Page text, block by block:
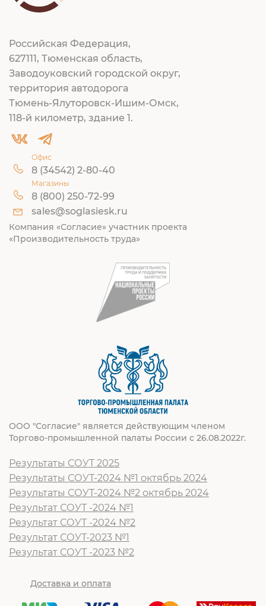
Российская Федерация,
627111, Тюменская область,
Заводоуковский городской округ,
территория автодорога
Тюмень-Ялуторовск-Ишим-Омск,
118-й километр, здание 1.
Офис
8 (34542) 2-80-40
Магазины
8 (800) 250-72-99
sales@soglasiesk.ru
Компания «Согласие» участник проекта
«Производительность труда»
ООО "Согласие" является действующим членом
Торгово-промышленной палаты России с 26.08.2022г.
Результаты СОУТ 2025
Результаты СОУТ-2024 №1 октябрь 2024
Результаты СОУТ-2024 №2 октябрь 2024
Результат СОУТ -2024 №1
Результат СОУТ -2024 №2
Результат СОУТ-2023 №1
Результат СОУТ -2023 №2
Доставка и оплата